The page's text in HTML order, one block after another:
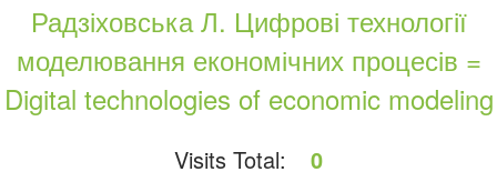
Радзіховська Л. Цифрові технології
моделювання економічних процесів =
Digital technologies of economic modeling
Visits Total: 0